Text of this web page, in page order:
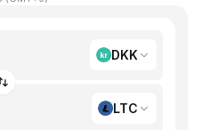
DKK
LTC